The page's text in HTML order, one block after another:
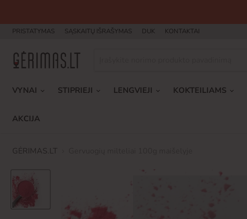
PRISTATYMAS SĄSKAITŲ IŠRAŠYMAS DUK KONTAKTAI
VYNAI
STIPRIEJI LENGVIEJI KOKTEILIAMS
AKCIJA
GĖRIMAS.LT